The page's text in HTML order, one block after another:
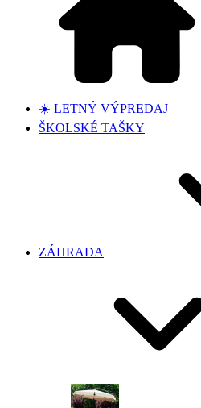
☀️ LETNÝ VÝPREDAJ
ŠKOLSKÉ TAŠKY
ZÁHRADA